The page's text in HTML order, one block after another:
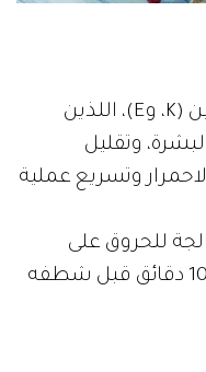
يضم المايونيز في مكوناته فيتامين (K، وE)، اللذين
وتقليل
وتسريع عملية
للحروق على
المنطقة المصابة، ويترك لمدة 10 دقائق قبل شطفه